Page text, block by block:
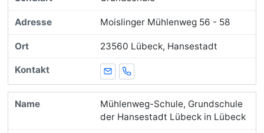
Moislinger Mühlenweg 56 - 58
23560 Lübeck, Hansestadt
E-MailTelefon
Mühlenweg-Schule, Grundschule
der Hansestadt Lübeck in Lübeck